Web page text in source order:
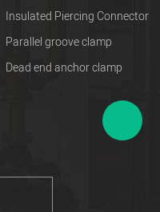
Insulated Piercing Connector
Parallel groove clamp
Dead end anchor clamp